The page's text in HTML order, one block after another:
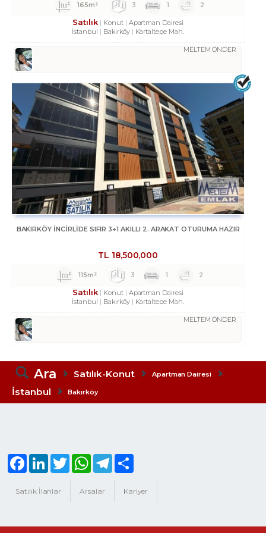
165m² 3 1 2
Satılık Konut
Apartman Dairesi
İstanbul
Bakırköy Kartaltepe Mah.
MELTEM ÖNDER
BAKIRKÖY İNCİRLİDE SIFIR 3+1 AKILLI 2. ARAKAT OTURUMA HAZIR
TL 18,500,000
115m² 3 1 2
Satılık Konut
Apartman Dairesi
İstanbul
Bakırköy Kartaltepe Mah.
MELTEM ÖNDER
Ara Satılık-Konut Apartman Dairesi
İstanbul Bakırköy
Satılık İlanlar Arsalar Kariyer
FacebookLinkedInTwitter WhatsAppTelegram